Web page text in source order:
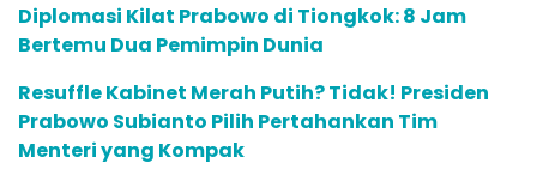
Diplomasi Kilat Prabowo di Tiongkok: 8 Jam
Bertemu Dua Pemimpin Dunia
Resuffle Kabinet Merah Putih? Tidak! Presiden
Prabowo Subianto Pilih Pertahankan Tim
Menteri yang Kompak